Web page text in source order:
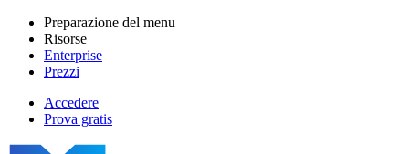
Salta
contenuto
principale
Main
navigation
Preparazione del menu
Risorse
Enterprise
Prezzi
menutech
Accedere
Prova gratis